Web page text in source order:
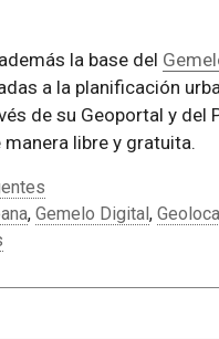
la base del
a la planificación
de su Geoportal y del
libre y gratuita.
, Gemelo Digital ,